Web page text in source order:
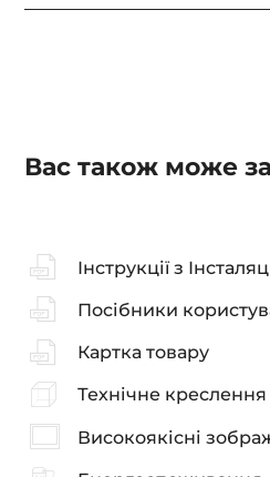
Вас також може
Інструкції з
Посібники
Картка товару
Технічне креслення
Високоякісні